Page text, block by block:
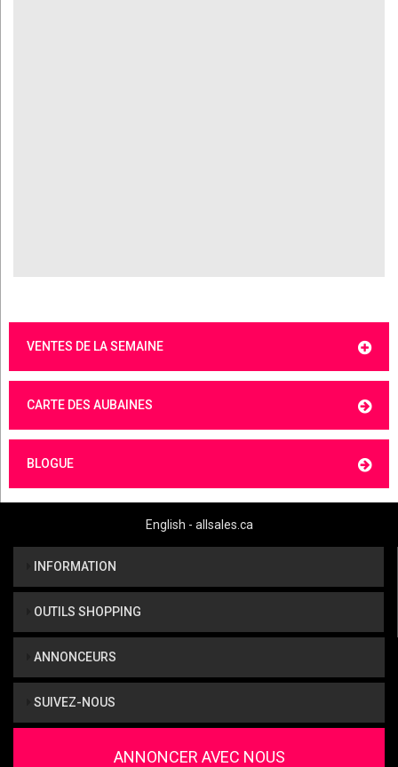
VENTES DE LA SEMAINE
CARTE DES AUBAINES
BLOGUE
English - allsales.ca
INFORMATION
OUTILS SHOPPING
ANNONCEURS
SUIVEZ-NOUS
ANNONCER AVEC NOUS